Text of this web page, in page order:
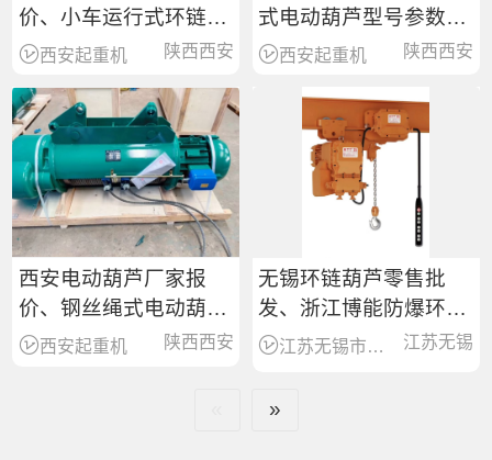
价、小车运行式环链葫
芦
陕西西安
西安起重机
式电动葫芦型号参数、
厂家批发价格
陕西西安
西安起重机
西安电动葫芦厂家报
价、钢丝绳式电动葫芦
型号参数
陕西西安
西安起重机
无锡环链葫芦零售批
发、浙江博能防爆环链
葫芦
江苏无锡
江苏无锡市锡山区起重销售服务商
»